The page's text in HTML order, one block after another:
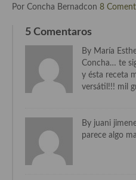
Cocina callejera
Cocina fusión
Cocinas de España
Cocina Aragonesa
Cocina Asturiana
Por Concha Bernadcon 8
5 Comentaros
By María
Concha… te
y ésta receta
versátil!!! mil
By juani
parece algo